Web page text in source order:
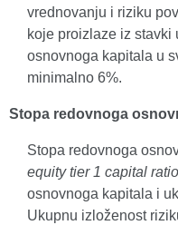
vrednovanju i riziku
koje proizlaze iz stavki
osnovnoga kapitala u
minimalno 6%.
Stopa redovnoga
Stopa redovnoga
equity tier 1 capital ratio
osnovnoga kapitala i
Ukupnu izloženost